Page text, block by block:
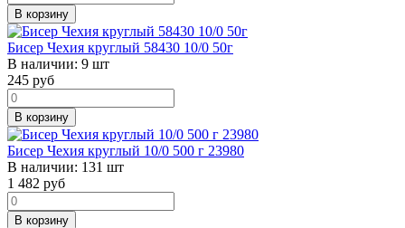
В корзину
Бисер Чехия круглый 58430 10/0 50г
В наличии: 9 шт
245 руб
В корзину
Бисер Чехия круглый 10/0 500 г 23980
В наличии: 131 шт
1 482 руб
В корзину